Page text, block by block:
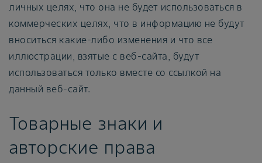
личных целях, что она не будет использоваться в
коммерческих целях, что в информацию не будут
вноситься какие-либо изменения и что все
иллюстрации, взятые с веб-сайта, будут
использоваться только вместе со ссылкой на
данный веб-сайт.
Товарные знаки и
авторские права